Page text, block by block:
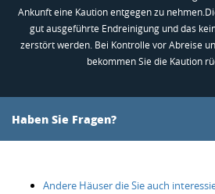
Ankunft eine Kaution entgegen zu
gut ausgeführte Endreinigung und das
zerstört werden. Bei Kontrolle vor Abreise
bekommen Sie die Kaution
Haben Sie Fragen?
Andere Häuser die Sie auch